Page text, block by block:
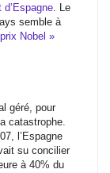
. Le
semble à
Nobel »
géré, pour
catastrophe.
l’Espagne
su concilier
à 40% du